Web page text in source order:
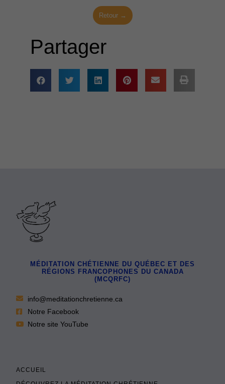
Retour →
Partager
MÉDITATION CHÉTIENNE DU QUÉBEC ET DES
RÉGIONS FRANCOPHONES DU CANADA
(MCQRFC)
info@meditationchretienne.ca
Notre Facebook
Notre site YouTube
ACCUEIL